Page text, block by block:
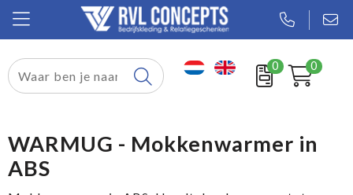
0 0
Relatiegeschenken
Tassen
WARMUG - Mokkenwarmer in
ABS